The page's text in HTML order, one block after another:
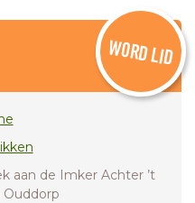
WORD LID
aan de Imker Achter ’t
Ouddorp